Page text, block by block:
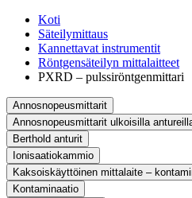
Koti
Säteilymittaus
Kannettavat instrumentit
Röntgensäteilyn mittalaitteet
PXRD – pulssiröntgenmittari
Annosnopeusmittarit
Annosnopeusmittarit ulkoisilla
Berthold anturit
Ionisaatiokammio
Kaksoiskäyttöinen mittalaite –
Kontaminaatio